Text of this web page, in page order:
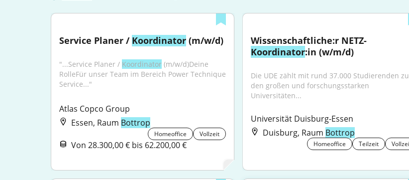
Service Planer / Koordinator (m/w/d)
"...Service Planer / Koordinator (m/w/d)Deine
RolleFür unser Team im Bereich Power Technique
Service..."
Atlas Copco Group
Essen, Raum Bottrop
Homeoffice Vollzeit
Von 28.300,00 € bis 62.200,00 €
Wissenschaftliche:r NETZ-
Koordinator:in (w/m/d)
Die UDE zählt mit rund 37.000 Studierenden zu
den großen und forschungsstarken
Universitäten...
Universität Duisburg-Essen
Duisburg, Raum Bottrop
Homeoffice Teilzeit